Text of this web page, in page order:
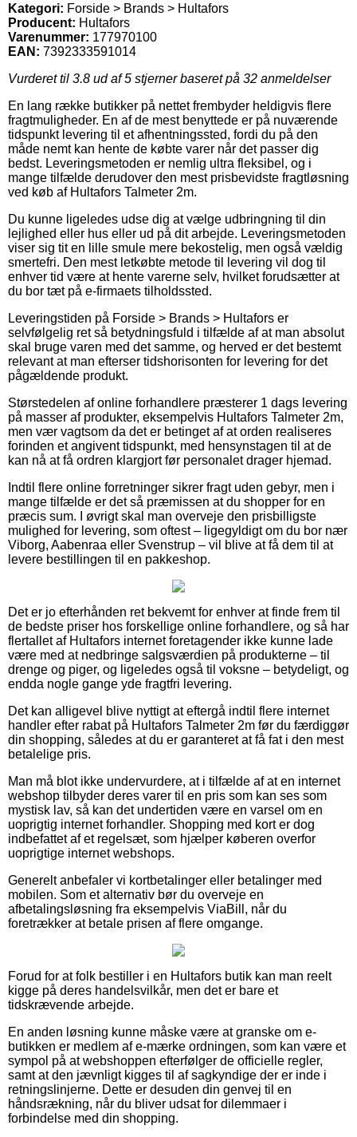
Kategori: Forside > Brands > Hultafors
Producent: Hultafors
Varenummer: 177970100
EAN: 7392333591014
Vurderet til 3.8 ud af 5 stjerner baseret på 32 anmeldelser
En lang række butikker på nettet frembyder heldigvis flere
fragtmuligheder. En af de mest benyttede er på nuværende
tidspunkt levering til et afhentningssted, fordi du på den
måde nemt kan hente de købte varer når det passer dig
bedst. Leveringsmetoden er nemlig ultra fleksibel, og i
mange tilfælde derudover den mest prisbevidste fragtløsning
ved køb af Hultafors Talmeter 2m.
Du kunne ligeledes udse dig at vælge udbringning til din
lejlighed eller hus eller ud på dit arbejde. Leveringsmetoden
viser sig tit en lille smule mere bekostelig, men også vældig
smertefri. Den mest letkøbte metode til levering vil dog til
enhver tid være at hente varerne selv, hvilket forudsætter at
du bor tæt på e-firmaets tilholdssted.
Leveringstiden på Forside > Brands > Hultafors er
selvfølgelig ret så betydningsfuld i tilfælde af at man absolut
skal bruge varen med det samme, og herved er det bestemt
relevant at man efterser tidshorisonten for levering for det
pågældende produkt.
Størstedelen af online forhandlere præsterer 1 dags levering
på masser af produkter, eksempelvis Hultafors Talmeter 2m,
men vær vagtsom da det er betinget af at orden realiseres
forinden et angivent tidspunkt, med hensynstagen til at de
kan nå at få ordren klargjort før personalet drager hjemad.
Indtil flere online forretninger sikrer fragt uden gebyr, men i
mange tilfælde er det så præmissen at du shopper for en
præcis sum. I øvrigt skal man overveje den prisbilligste
mulighed for levering, som oftest – ligegyldigt om du bor nær
Viborg, Aabenraa eller Svenstrup – vil blive at få dem til at
levere bestillingen til en pakkeshop.
Det er jo efterhånden ret bekvemt for enhver at finde frem til
de bedste priser hos forskellige online forhandlere, og så har
flertallet af Hultafors internet foretagender ikke kunne lade
være med at nedbringe salgsværdien på produkterne – til
drenge og piger, og ligeledes også til voksne – betydeligt, og
endda nogle gange yde fragtfri levering.
Det kan alligevel blive nyttigt at eftergå indtil flere internet
handler efter rabat på Hultafors Talmeter 2m før du færdiggør
din shopping, således at du er garanteret at få fat i den mest
betalelige pris.
Man må blot ikke undervurdere, at i tilfælde af at en internet
webshop tilbyder deres varer til en pris som kan ses som
mystisk lav, så kan det undertiden være en varsel om en
uoprigtig internet forhandler. Shopping med kort er dog
indbefattet af et regelsæt, som hjælper køberen overfor
uoprigtige internet webshops.
Generelt anbefaler vi kortbetalinger eller betalinger med
mobilen. Som et alternativ bør du overveje en
afbetalingsløsning fra eksempelvis ViaBill, når du
foretrækker at betale prisen af flere omgange.
Forud for at folk bestiller i en Hultafors butik kan man reelt
kigge på deres handelsvilkår, men det er bare et
tidskrævende arbejde.
En anden løsning kunne måske være at granske om e-
butikken er medlem af e-mærke ordningen, som kan være et
sympol på at webshoppen efterfølger de officielle regler,
samt at den jævnligt kigges til af sagkyndige der er inde i
retningslinjerne. Dette er desuden din genvej til en
håndsrækning, når du bliver udsat for dilemmaer i
forbindelse med din shopping.